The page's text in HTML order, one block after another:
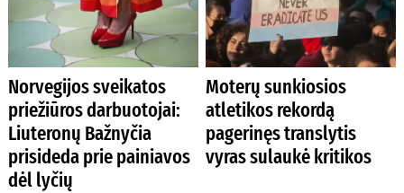
Norvegijos sveikatos
priežiūros darbuotojai:
Liuteronų Bažnyčia
prisideda prie painiavos
dėl lyčių
Moterų sunkiosios
atletikos rekordą
pagerinęs translytis
vyras sulaukė kritikos